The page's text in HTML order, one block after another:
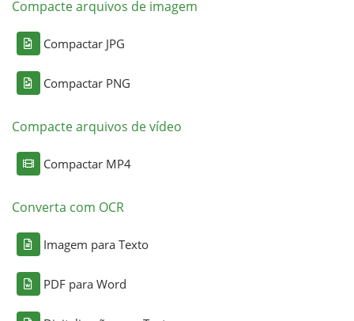
Compacte arquivos de imagem
Compactar JPG
Compactar PNG
Compacte arquivos de vídeo
Compactar MP4
Converta com OCR
Imagem para Texto
PDF para Word